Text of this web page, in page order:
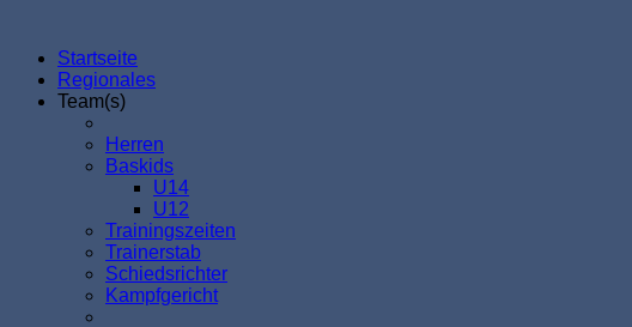
Startseite
Regionales
Team(s)
Herren
Baskids
U14
U12
Trainingszeiten
Trainerstab
Schiedsrichter
Kampfgericht